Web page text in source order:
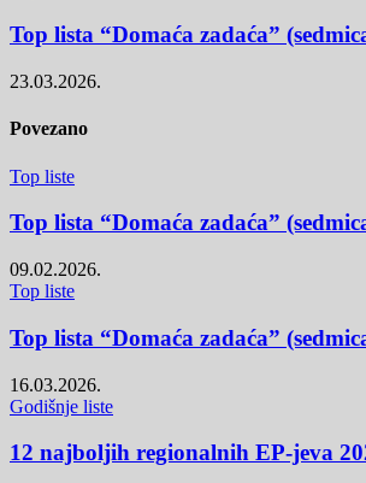
Top lista “Domaća zadaća”
23.03.2026.
Povezano
Top liste
Top lista “Domaća zadaća”
09.02.2026.
Top liste
Top lista “Domaća zadaća”
16.03.2026.
Godišnje liste
12 najboljih regionalnih EP-jeva